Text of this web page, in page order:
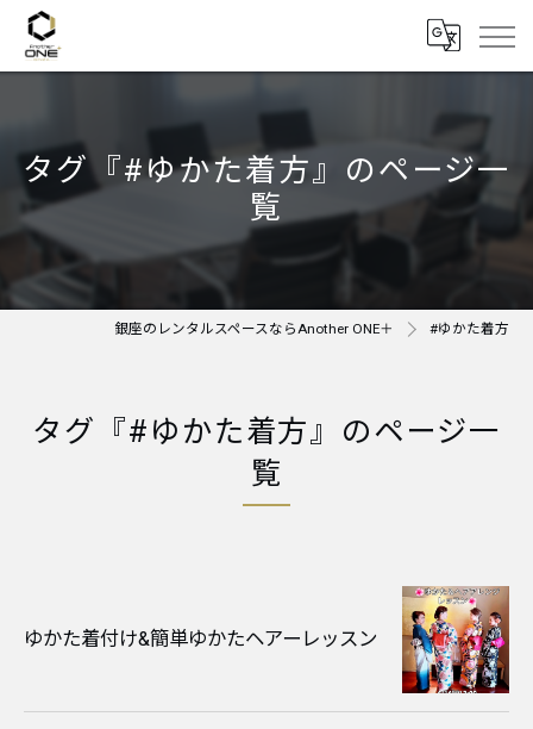
タグ『#ゆかた着方』のページ一
覧
銀座のレンタルスペースならAnother ONE＋ #ゆかた着方
タグ『#ゆかた着方』のページ一
覧
ゆかた着付け&簡単ゆかたヘアーレッスン